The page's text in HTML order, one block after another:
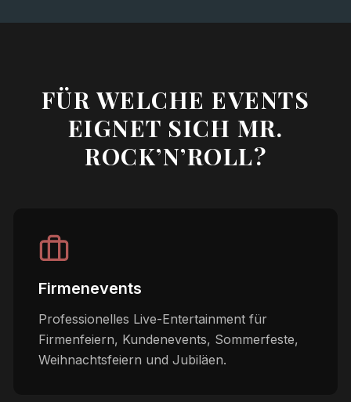
FÜR WELCHE EVENTS
EIGNET SICH MR.
ROCK’N’ROLL?
Firmenevents
Professionelles Live-Entertainment für
Firmenfeiern, Kundenevents, Sommerfeste,
Weihnachtsfeiern und Jubiläen.